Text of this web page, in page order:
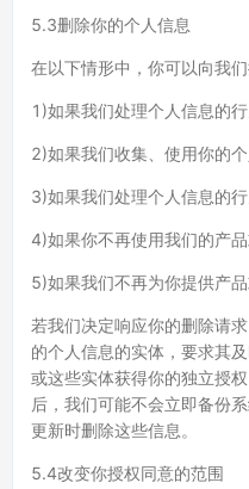
5.3删除你的个人信息
在以下情形中，你可以向我
1)如果我们处理个人信息的
2)如果我们收集、使用你的
3)如果我们处理个人信息的
4)如果你不再使用我们的产
5)如果我们不再为你提供产品
若我们决定响应你的删除请
的个人信息的实体，要求其
或这些实体获得你的独立授
后，我们可能不会立即备份
更新时删除这些信息。
5.4改变你授权同意的范围